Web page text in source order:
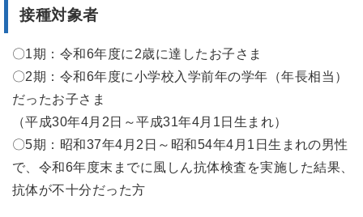
接種対象者
〇1期：令和6年度に2歳に達したお子さま
〇2期：令和6年度に小学校入学前年の学年（年長相当）
だったお子さま
（平成30年4月2日～平成31年4月1日生まれ）
〇5期：昭和37年4月2日～昭和54年4月1日生まれの男性
で、令和6年度末までに風しん抗体検査を実施した結果、
抗体が不十分だった方